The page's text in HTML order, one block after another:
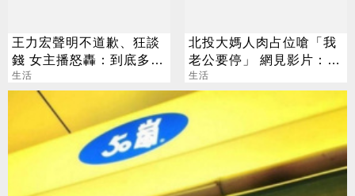
王力宏聲明不道歉、狂談
錢 女主播怒轟：到底多愛
錢？
生活
北投大媽人肉占位嗆「我
老公要停」 網見影片：難
怪是夫妻
生活